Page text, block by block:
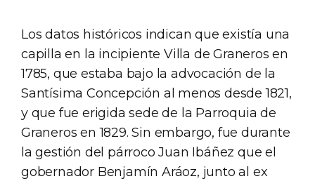
Los datos históricos indican que existía una
capilla en la incipiente Villa de Graneros en
1785, que estaba bajo la advocación de la
Santísima Concepción al menos desde 1821,
y que fue erigida sede de la Parroquia de
Graneros en 1829. Sin embargo, fue durante
la gestión del párroco Juan Ibáñez que el
gobernador Benjamín Aráoz, junto al ex